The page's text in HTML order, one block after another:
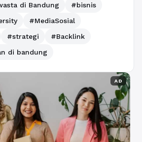
di Bandung
#bisnis
#MediaSosial
#strategi
#Backlink
di bandung
AD